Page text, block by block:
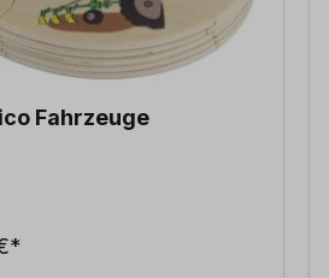
Fahrzeuge